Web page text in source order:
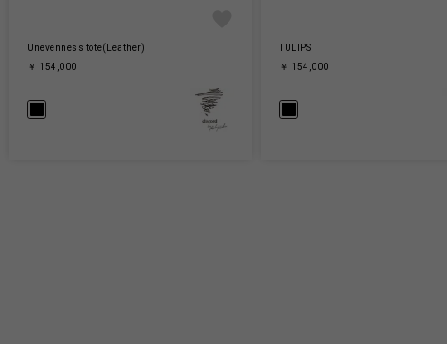
Unevenness tote(Leather)
￥ 154,000
TULIPS
￥ 154,000